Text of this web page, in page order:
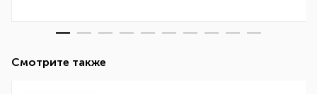
Смотрите также